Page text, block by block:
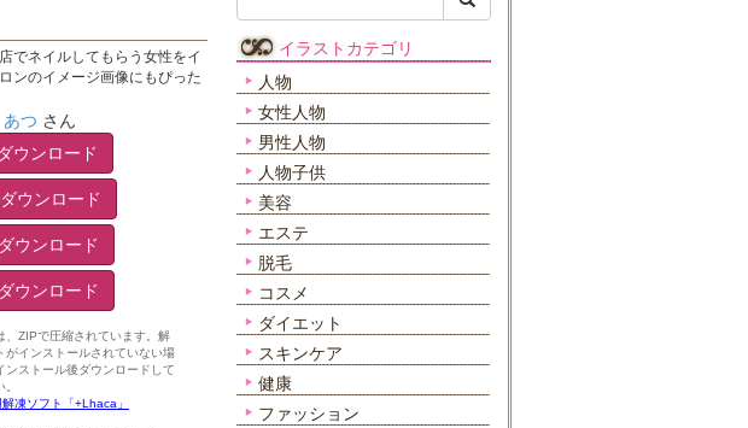
でネイルしてもらう女性をイ
ンのイメージ画像にもぴった
あつ さん
ウンロード
ウンロード
ウンロード
ウンロード
イラストカテゴリ
人物
女性人物
男性人物
人物子供
美容
エステ
脱毛
コスメ
ダイエット
スキンケア
健康
ファッション